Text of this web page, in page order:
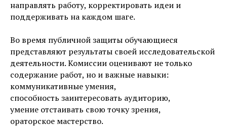
направлять работу, корректировать идеи и
поддерживать на каждом шаге.
Во время публичной защиты обучающиеся
представляют результаты своей исследовательской
деятельности. Комиссии оценивают не только
содержание работ, но и важные навыки:
коммуникативные умения,
способность заинтересовать аудиторию,
умение отстаивать свою точку зрения,
ораторское мастерство.